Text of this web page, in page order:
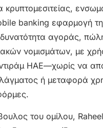
κρυπτομεσιτείας,
banking εφαρμογή
δυνατότητα αγοράς,
νομισμάτων, με
ΗΑΕ—χωρίς να
ή μεταφορά
του ομίλου,